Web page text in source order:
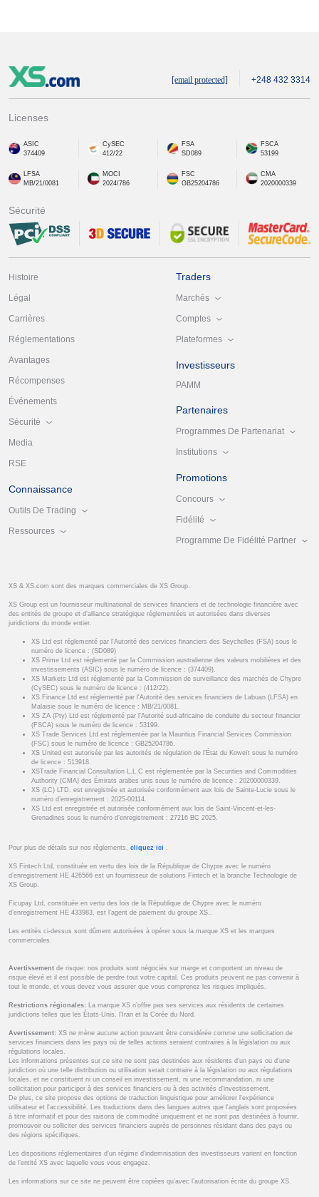
[email protected] +248 432 3314
Licenses
ASIC
374409
CySEC
412/22
FSA
SD089
FSCA
53199
LFSA
MB/21/0081
MOCI
2024/786
FSC
GB25204786
CMA
2020000339
Sécurité
Histoire
Légal
Carrières
Réglementations
Avantages
Récompenses
Événements
Sécurité
Media
RSE
Connaissance
Outils De Trading
Ressources
Traders
Marchés
Comptes
Plateformes
Investisseurs
PAMM
Partenaires
Programmes De Partenariat
Institutions
Promotions
Concours
Fidélité
Programme De Fidélité Partner
XS & XS.com sont des marques commerciales de XS Group.
XS Group est un fournisseur multinational de services financiers et de technologie financière avec
des entités de groupe et d’alliance stratégique réglementées et autorisées dans diverses
juridictions du monde entier.
XS Ltd est réglementé par l'Autorité des services financiers des Seychelles (FSA) sous le
numéro de licence : (SD089)
XS Prime Ltd est réglementé par la Commission australienne des valeurs mobilières et des
investissements (ASIC) sous le numéro de licence : (374409).
XS Markets Ltd est réglementé par la Commission de surveillance des marchés de Chypre
(CySEC) sous le numéro de licence : (412/22).
XS Finance Ltd est réglementé par l'Autorité des services financiers de Labuan (LFSA) en
Malaisie sous le numéro de licence : MB/21/0081.
XS ZA (Pty) Ltd est réglementé par l'Autorité sud-africaine de conduite du secteur financier
(FSCA) sous le numéro de licence : 53199.
XS Trade Services Ltd est réglementée par la Mauritius Financial Services Commission
(FSC) sous le numéro de licence : GB25204786.
XS United est autorisée par les autorités de régulation de l’État du Koweït sous le numéro
de licence : 513918.
XSTrade Financial Consultation L.L.C est réglementée par la Securities and Commodities
Authority (CMA) des Émirats arabes unis sous le numéro de licence : 20200000339.
XS (LC) LTD. est enregistrée et autorisée conformément aux lois de Sainte-Lucie sous le
numéro d’enregistrement : 2025-00114.
XS Ltd est enregistrée et autorisée conformément aux lois de Saint-Vincent-et-les-
Grenadines sous le numéro d’enregistrement : 27216 BC 2025.
Pour plus de détails sur nos règlements, cliquez ici .
XS Fintech Ltd, constituée en vertu des lois de la République de Chypre avec le numéro
d’enregistrement HE 426566 est un fournisseur de solutions Fintech et la branche Technologie de
XS Group.
Ficupay Ltd, constituée en vertu des lois de la République de Chypre avec le numéro
d’enregistrement HE 433983, est l’agent de paiement du groupe XS..
Les entités ci-dessus sont dûment autorisées à opérer sous la marque XS et les marques
commerciales.
Avertissement de risque: nos produits sont négociés sur marge et comportent un niveau de
risque élevé et il est possible de perdre tout votre capital. Ces produits peuvent ne pas convenir à
tout le monde, et vous devez vous assurer que vous comprenez les risques impliqués.
Restrictions régionales: La marque XS n’offre pas ses services aux résidents de certaines
juridictions telles que les États-Unis, l’Iran et la Corée du Nord.
Avertissement: XS ne mène aucune action pouvant être considérée comme une sollicitation de
services financiers dans les pays où de telles actions seraient contraires à la législation ou aux
régulations locales.
Les informations présentes sur ce site ne sont pas destinées aux résidents d'un pays ou d'une
juridiction où une telle distribution ou utilisation serait contraire à la législation ou aux régulations
locales, et ne constituent ni un conseil en investissement, ni une recommandation, ni une
sollicitation pour participer à des services financiers ou à des activités d'investissement.
De plus, ce site propose des options de traduction linguistique pour améliorer l'expérience
utilisateur et l'accessibilité. Les traductions dans des langues autres que l'anglais sont proposées
à titre informatif et pour des raisons de commodité uniquement et ne sont pas destinées à fournir,
promouvoir ou solliciter des services financiers auprès de personnes résidant dans des pays ou
des régions spécifiques.
Les dispositions réglementaires d’un régime d’indemnisation des investisseurs varient en fonction
de l’entité XS avec laquelle vous vous engagez.
Les informations sur ce site ne peuvent être copiées qu’avec l’autorisation écrite du groupe XS.